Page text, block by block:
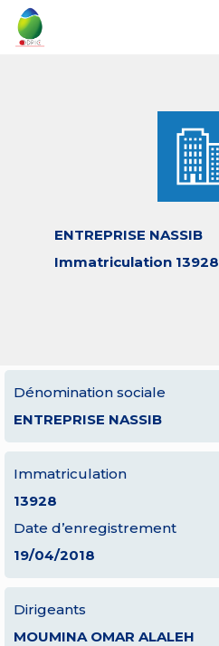
ENTREPRISE NASSIB
Immatriculation 13928
Dénomination sociale
ENTREPRISE NASSIB
Immatriculation
13928
Date d’enregistrement
19/04/2018
Dirigeants
MOUMINA OMAR ALALEH